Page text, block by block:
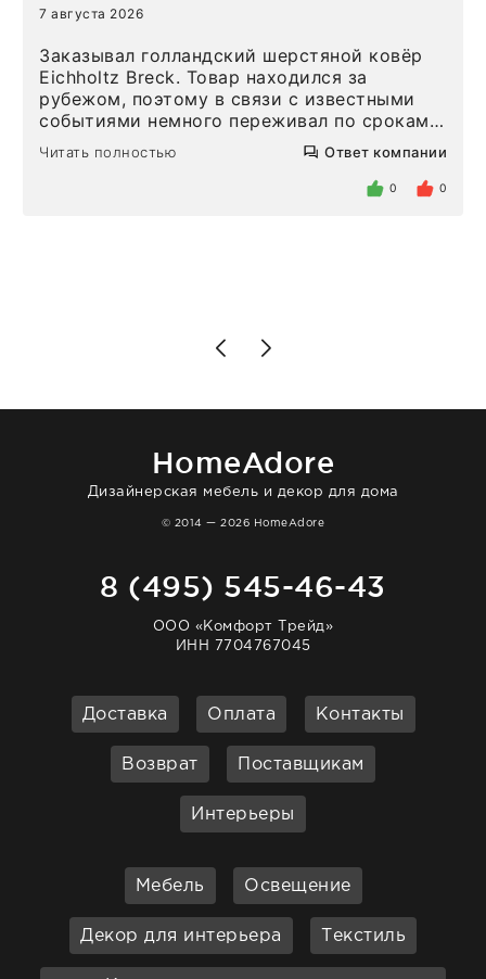
7 августа 2026
Заказывал голландский шерстяной ковёр
Eichholtz Breck. Товар находился за
рубежом, поэтому в связи с известными
событиями немного переживал по срокам.
Но homeadore привезли ровно в
определенное в договоре время, без
то качество выше всяких похвал. Выглядит
Читать полностью Ответ компании
0 0
HomeAdore
Дизайнерская мебель и декор для дома
© 2014 — 2026 HomeAdore
8 (495) 545-46-43
ООО «Комфорт Трейд»
ИНН 7704767045
Доставка Оплата Контакты
Возврат Поставщикам
Интерьеры
Мебель Освещение
Декор для интерьера Текстиль